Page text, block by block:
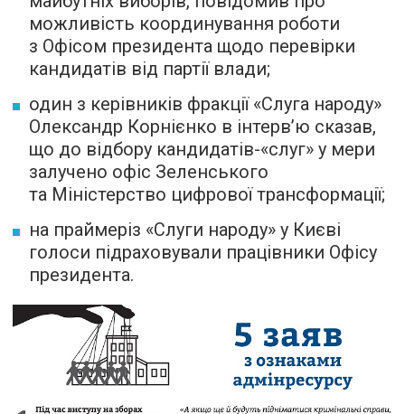
можливість координування роботи
з Офісом президента щодо перевірки
кандидатів від партії влади;
один з керівників фракції «Слуга народу»
Олександр Корнієнко в інтерв’ю сказав,
що до відбору кандидатів-«слуг» у мери
залучено офіс Зеленського
та Міністерство цифрової трансформації;
на праймеріз «Слуги народу» у Києві
голоси підраховували працівники Офісу
президента.